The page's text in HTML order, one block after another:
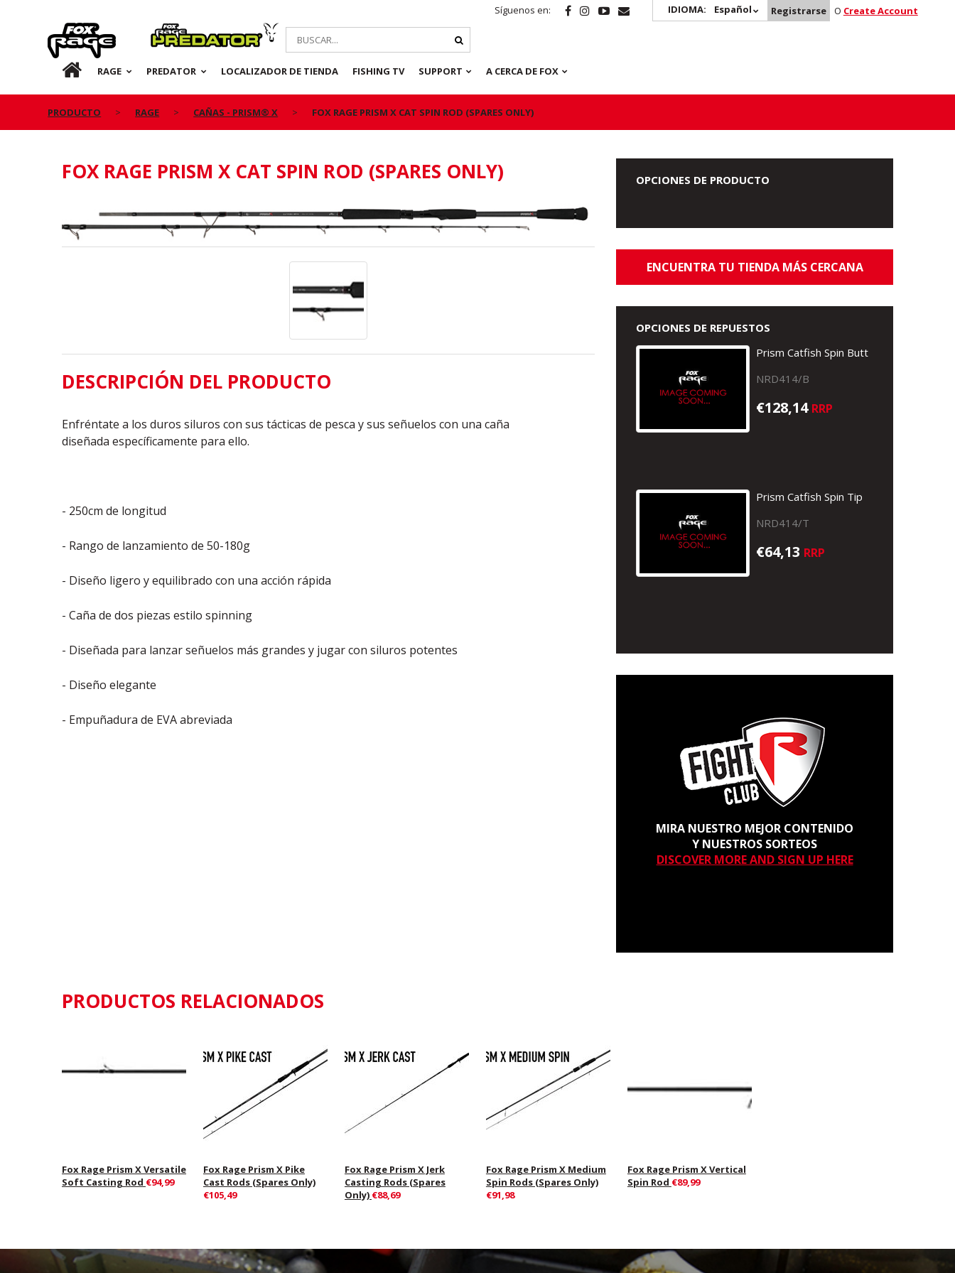
Síguenos en: IDIOMA: Español Registrarse O Create Account
Rage Predator
ES RAGE PREDATOR LOCALIZADOR DE TIENDA FISHING TV SUPPORT A CERCA DE FOX
PRODUCTO RAGE CAÑAS - PRISM® X FOX RAGE PRISM X CAT SPIN ROD (SPARES ONLY)
FOX RAGE PRISM X CAT SPIN ROD (SPARES ONLY)
DESCRIPCIÓN DEL PRODUCTO
Enfréntate a los duros siluros con sus tácticas de pesca y sus señuelos con una caña
diseñada específicamente para ello.
- 250cm de longitud
- Rango de lanzamiento de 50-180g
- Diseño ligero y equilibrado con una acción rápida
- Caña de dos piezas estilo spinning
- Diseñada para lanzar señuelos más grandes y jugar con siluros potentes
- Diseño elegante
- Empuñadura de EVA abreviada
OPCIONES DE PRODUCTO
ENCUENTRA TU TIENDA MÁS CERCANA
OPCIONES DE REPUESTOS
Prism Catfish Spin Butt
NRD414/B
€128,14 RRP
Prism Catfish Spin Tip
NRD414/T
€64,13 RRP
MIRA NUESTRO MEJOR CONTENIDO
Y NUESTROS SORTEOS
DISCOVER MORE AND SIGN UP HERE
PRODUCTOS RELACIONADOS
Fox Rage Prism X Versatile
Soft Casting Rod €94,99
Fox Rage Prism X Pike
Cast Rods (Spares Only)
€105,49
Fox Rage Prism X Jerk
Casting Rods (Spares
Only) €88,69
Fox Rage Prism X Medium
Spin Rods (Spares Only)
€91,98
Fox Rage Prism X Vertical
Spin Rod €89,99